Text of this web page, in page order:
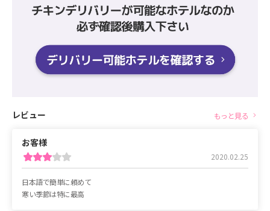
レビュー もっと見る
お客様
2020.02.25
日本語で簡単に頼めて
寒い季節は特に最高